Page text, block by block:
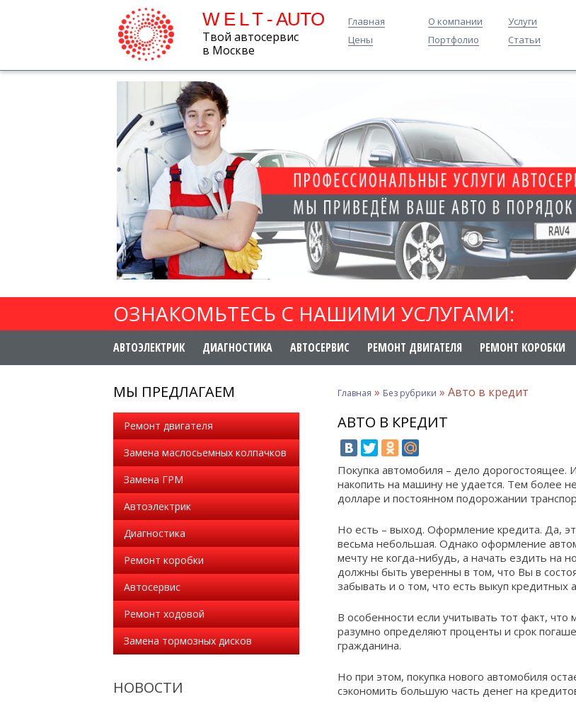
W E L T - AUTO
Твой автосервис
в Москве
Главная О компании Услуги
Цены
Портфолио Статьи
ОЗНАКОМЬТЕСЬ С НАШИМИ УСЛУГАМИ:
АВТОЭЛЕКТРИК ДИАГНОСТИКА АВТОСЕРВИС РЕМОНТ ДВИГАТЕЛЯ РЕМОНТ КОРОБКИ
МЫ ПРЕДЛАГАЕМ
Ремонт двигателя
Замена маслосьемных колпачков
Замена ГРМ
Автоэлектрик
Диагностика
Ремонт коробки
Автосервис
Ремонт ходовой
Замена тормозных дисков
НОВОСТИ
Главная » Без рубрики » Авто в кредит
АВТО В КРЕДИТ
Покупка автомобиля – дело дорогостоящее.
накопить на машину не удается. Тем более
долларе и постоянном подорожании
Но есть – выход. Оформление кредита. Да,
весьма небольшая. Однако оформление
мечту не когда-нибудь, а начать ездить на
должны быть уверенны в том, что Вы в
забывать и о том, что есть выкуп кредитных
В особенности если учитывать тот факт,
разумно определяют проценты и срок
гражданина.
Но при этом, покупка нового автомобиля
сэкономить большую часть денег на